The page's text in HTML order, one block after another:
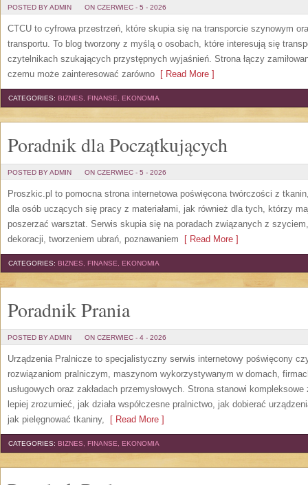
POSTED BY ADMIN ON CZERWIEC - 5 - 2026
CTCU to cyfrowa przestrzeń, które skupia się na transporcie szynowym
transportu. To blog tworzony z myślą o osobach, które interesują się
czytelnikach szukających przystępnych wyjaśnień. Strona łączy
czemu może zainteresować zarówno [ Read More ]
CATEGORIES: BIZNES, FINANSE, EKONOMIA
Poradnik dla Początkujących
POSTED BY ADMIN ON CZERWIEC - 5 - 2026
Proszkic.pl to pomocna strona internetowa poświęcona twórczości z
dla osób uczących się pracy z materiałami, jak również dla tych, którzy
poszerzać warsztat. Serwis skupia się na poradach związanych z
dekoracji, tworzeniem ubrań, poznawaniem [ Read More ]
CATEGORIES: BIZNES, FINANSE, EKONOMIA
Poradnik Prania
POSTED BY ADMIN ON CZERWIEC - 4 - 2026
Urządzenia Pralnicze to specjalistyczny serwis internetowy poświęcony
rozwiązaniom pralniczym, maszynom wykorzystywanym w domach,
usługowych oraz zakładach przemysłowych. Strona stanowi
lepiej zrozumieć, jak działa współczesne pralnictwo, jak dobierać
jak pielęgnować tkaniny, [ Read More ]
CATEGORIES: BIZNES, FINANSE, EKONOMIA